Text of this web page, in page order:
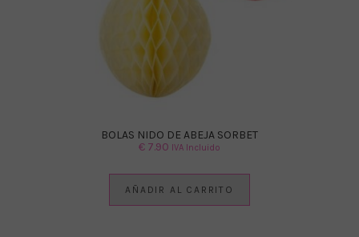
BOLAS NIDO DE ABEJA SORBET
€ 7.90 IVA Incluido
AÑADIR AL CARRITO